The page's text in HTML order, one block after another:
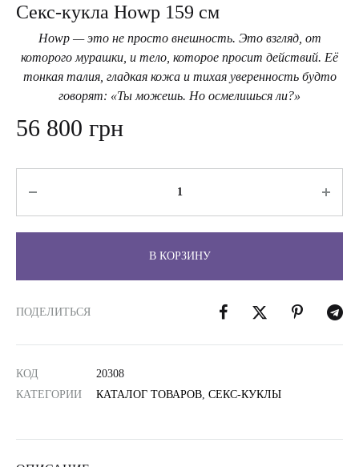
Секс-кукла Howp 159 см
Howp — это не просто внешность. Это взгляд, от
которого мурашки, и тело, которое просит действий. Её
тонкая талия, гладкая кожа и тихая уверенность будто
говорят: «Ты можешь. Но осмелишься ли?»
56 800 грн
В КОРЗИНУ
ПОДЕЛИТЬСЯ
КОД
20308
КАТЕГОРИИ
КАТАЛОГ ТОВАРОВ СЕКС-КУКЛЫ